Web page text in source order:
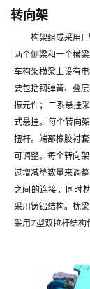
转向架
构架组成采用H
两个侧梁和一个横
车构架横梁上设有
要包括钢弹簧、叠
振元件；二系悬挂
式悬挂。每个转向
扭杆。端部橡胶衬
可调整。每个转向
过增减垫数量来调
之间的连接，同时
采用铸铝结构。枕
采用Z型双拉杆结构